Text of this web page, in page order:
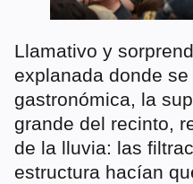
Llamativo y
explanada donde
gastronómica, la
grande del recinto,
de la lluvia: las
estructura hacían